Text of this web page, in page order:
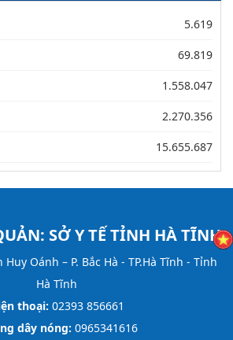
5.619
69.819
1.558.047
2.270.356
15.655.687
SỞ Y TẾ TỈNH HÀ TĨNH
Oánh – P. Bắc Hà - TP.Hà Tĩnh - Tỉnh
Hà Tĩnh
thoại: 02393 856661
dây nóng: 0965341616